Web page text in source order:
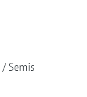
Semis